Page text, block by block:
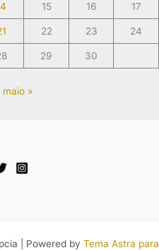
15 16 17
22 23 24
29 30
maio »
| Powered by Tema Astra para